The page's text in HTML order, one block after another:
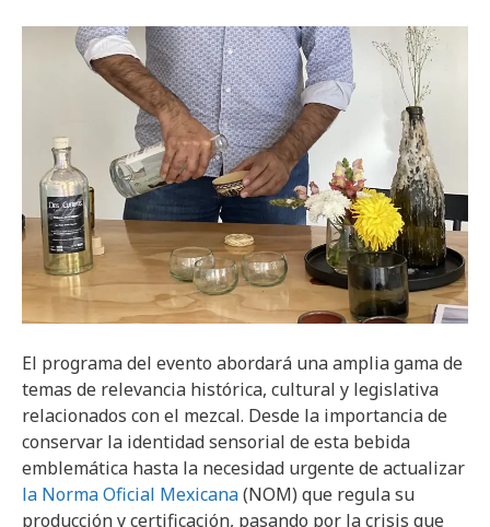
El programa del evento abordará una amplia gama de
temas de relevancia histórica, cultural y legislativa
relacionados con el mezcal. Desde la importancia de
conservar la identidad sensorial de esta bebida
emblemática hasta la necesidad urgente de actualizar
la Norma Oficial Mexicana(NOM) que regula su
producción y certificación, pasando por la crisis que